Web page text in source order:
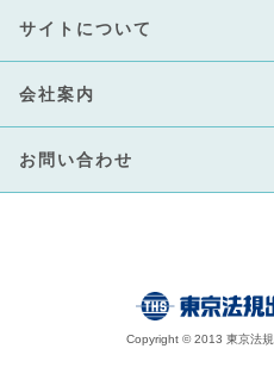
サイトについて
会社案内
お問い合わせ
Copyright © 2013 東京法